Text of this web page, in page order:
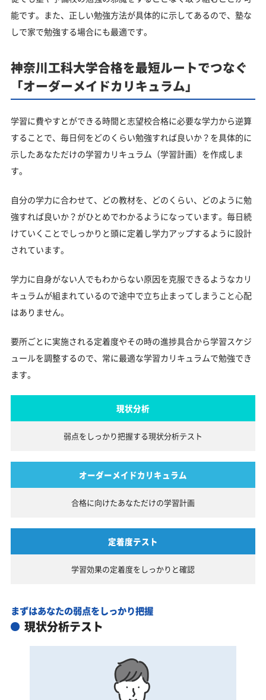
能です。また、正しい勉強方法が具体的に示してあるので、塾な
しで家で勉強する場合にも最適です。
神奈川工科大学合格を最短ルートでつなぐ
「オーダーメイドカリキュラム」
学習に費やすとができる時間と志望校合格に必要な学力から逆算
することで、毎日何をどのくらい勉強すれば良いか？を具体的に
示したあなただけの学習カリキュラム（学習計画）を作成しま
す。
自分の学力に合わせて、どの教材を、どのくらい、どのように勉
強すれば良いか？がひとめでわかるようになっています。毎日続
けていくことでしっかりと頭に定着し学力アップするように設計
されています。
学力に自身がない人でもわからない原因を克服できるようなカリ
キュラムが組まれているので途中で立ち止まってしまうこと心配
はありません。
要所ごとに実施される定着度やその時の進捗具合から学習スケジ
ュールを調整するので、常に最適な学習カリキュラムで勉強でき
ます。
現状分析
弱点をしっかり把握する現状分析テスト
オーダーメイドカリキュラム
合格に向けたあなただけの学習計画
定着度テスト
学習効果の定着度を しっかりと確認
まずはあなたの弱点をしっかり把握
現状分析テスト